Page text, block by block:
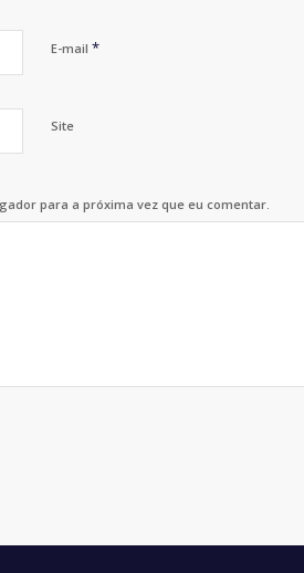
E-mail *
Site
para a próxima vez que eu comentar.